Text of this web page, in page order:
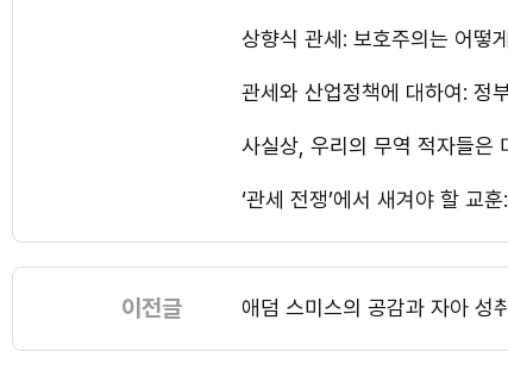
상향식 관세: 보호주의는 어떻
관세와 산업정책에 대하여: 정
사실상, 우리의 무역 적자들은
‘관세 전쟁’에서 새겨야 할 교
이전글 애덤 스미스의 공감과 자아 성